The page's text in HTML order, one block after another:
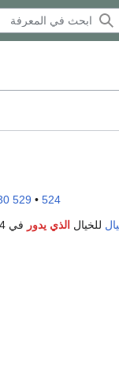
524
•
529
للخيال الذي يدور في 534